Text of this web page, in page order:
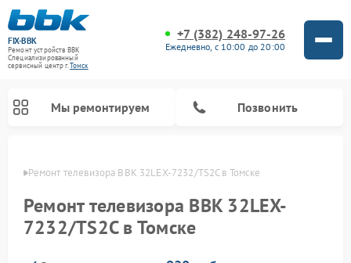
FIX-BBK
Ремонт устройств BBK
Специализированный
cервисный центр г.Томск
+7 (382) 248-97-26
Ежедневно, с 10:00 до 20:00
Мы ремонтируем Позвонить
Ремонт телевизора BBK 32LEX-7232/TS2C в Томске
Ремонт телевизора BBK 32LEX-
7232/TS2C в Томске